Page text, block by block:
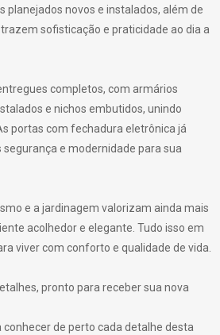
planejados novos e instalados, além de
sofisticação e praticidade ao dia a
completos, com armários
e nichos embutidos, unindo
portas com fechadura eletrônica já
e modernidade para sua
e a jardinagem valorizam ainda mais
acolhedor e elegante. Tudo isso em
viver com conforto e qualidade de vida.
pronto para receber sua nova
de perto cada detalhe desta